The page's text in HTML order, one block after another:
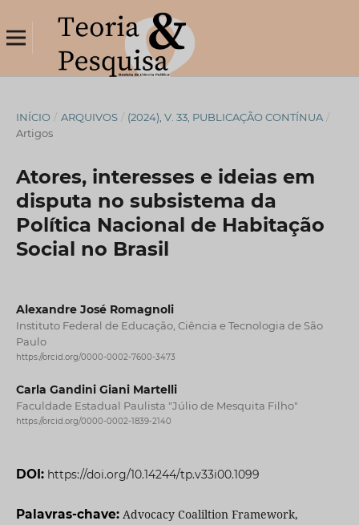
INÍCIO / ARQUIVOS / (2024), V. 33, PUBLICAÇÃO CONTÍNUA /
Artigos
Atores, interesses e ideias em
disputa no subsistema da
Política Nacional de Habitação
Social no Brasil
Alexandre José Romagnoli
Instituto Federal de Educação, Ciência e Tecnologia de São
Paulo
https://orcid.org/0000-0002-7600-3473
Carla Gandini Giani Martelli
Faculdade Estadual Paulista "Júlio de Mesquita Filho"
https://orcid.org/0000-0002-1839-2140
DOI: https://doi.org/10.14244/tp.v33i00.1099
Palavras-chave: Advocacy Coaliltion Framework,